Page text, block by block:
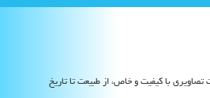
با کیفیت و خاص، از طبیعت تا تاریخ